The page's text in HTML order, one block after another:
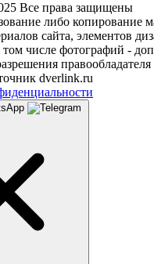
Все права защищены
либо копирование
сайта, элементов
числе фотографий -
правообладателя
dverlink.ru